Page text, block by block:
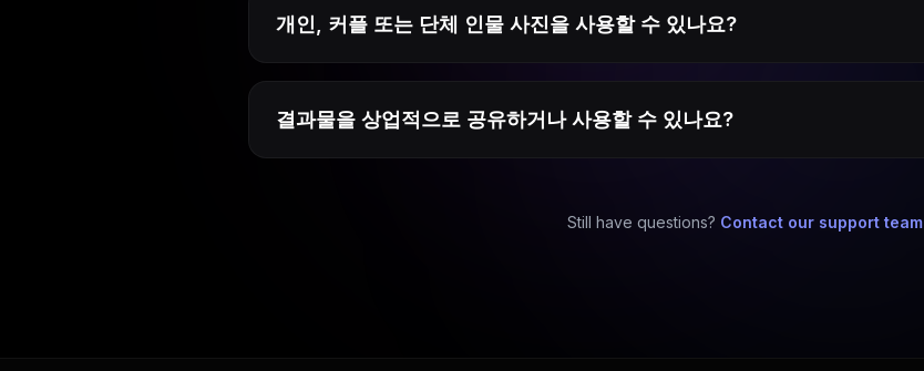
개인, 커플 또는 단체 인물 사진을 사용할 수 있나요?
결과물을 상업적으로 공유하거나 사용할 수 있나요?
Still have questions? Contact our support team